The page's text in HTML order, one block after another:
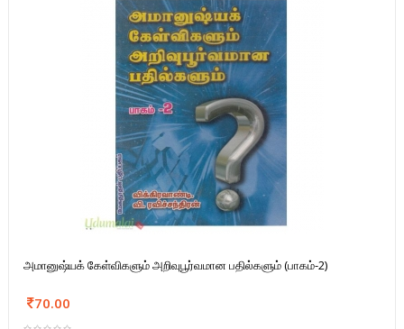
அமானுஷ்யக் கேள்விகளும் அறிவுபூர்வமான பதில்களும் (பாகம்-2)
70.00